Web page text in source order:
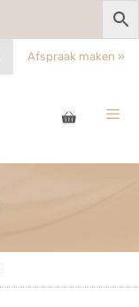
Afspraak maken »